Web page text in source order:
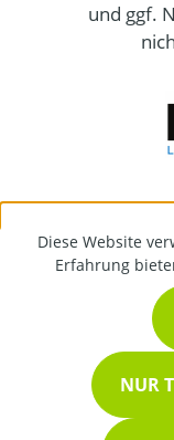
und ggf.
Diese Website
Erfahrung
NUR